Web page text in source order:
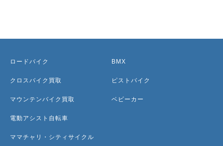
ロードバイク
クロスバイク買取
マウンテンバイク買取
電動アシスト自転車
ママチャリ・シティサイクル
BMX
ピストバイク
ベビーカー